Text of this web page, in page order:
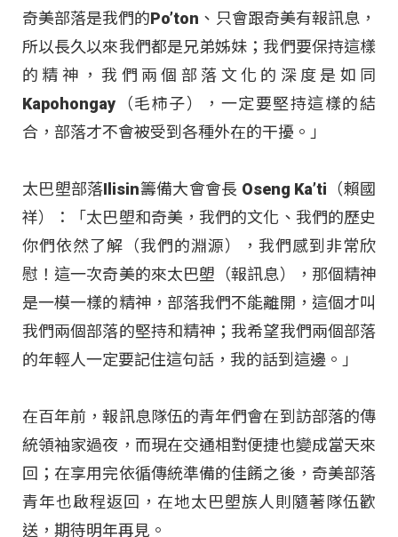
奇美部落是我們的Po’ton、只會跟奇美有報訊息，
所以長久以來我們都是兄弟姊妹；我們要保持這樣
的精神，我們兩個部落文化的深度是如同
Kapohongay（毛柿子），一定要堅持這樣的結
合，部落才不會被受到各種外在的干擾。」
太巴塱部落Ilisin籌備大會會長 Oseng Ka’ti（賴國
祥）：「太巴塱和奇美，我們的文化、我們的歷史
你們依然了解（我們的淵源），我們感到非常欣
慰！這一次奇美的來太巴塱（報訊息），那個精神
是一模一樣的精神，部落我們不能離開，這個才叫
我們兩個部落的堅持和精神；我希望我們兩個部落
的年輕人一定要記住這句話，我的話到這邊。」
在百年前，報訊息隊伍的青年們會在到訪部落的傳
統領袖家過夜，而現在交通相對便捷也變成當天來
回；在享用完依循傳統準備的佳餚之後，奇美部落
青年也啟程返回，在地太巴塱族人則隨著隊伍歡
送，期待明年再見。